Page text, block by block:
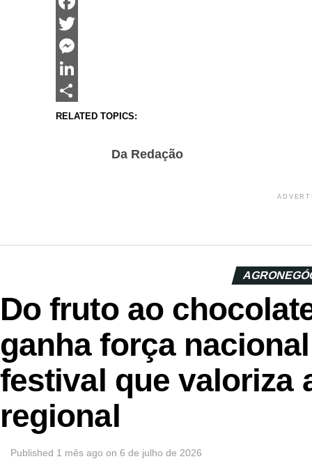
Facebook
Twitter
Messenger
LinkedIn
Share
RELATED TOPICS:
Da Redação
Do fruto ao
ganha força
festival que valoriza
regional
Published 1 mês ago on 6 de julho de 2026